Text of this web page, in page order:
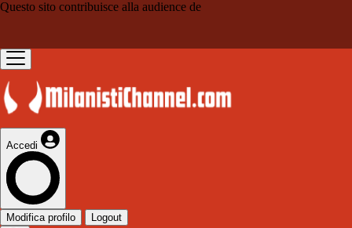
Questo sito contribuisce alla audience de
Accedi
Modifica profilo Logout